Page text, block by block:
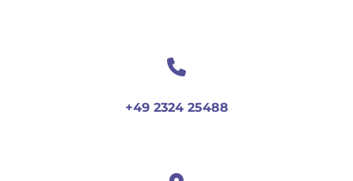
+49 2324 25488